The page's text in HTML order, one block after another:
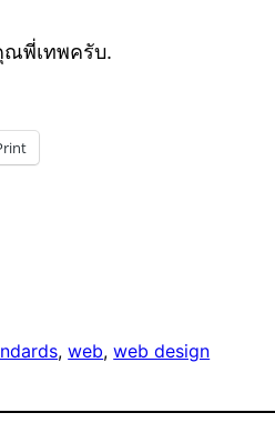
ณพี่เทพครับ.
, web, web design